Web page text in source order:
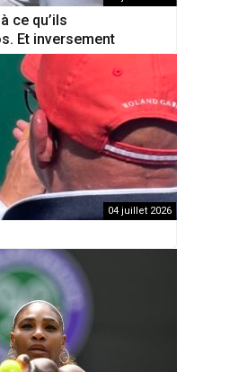
ce qu’ils
Et inversement
04 juillet 2026